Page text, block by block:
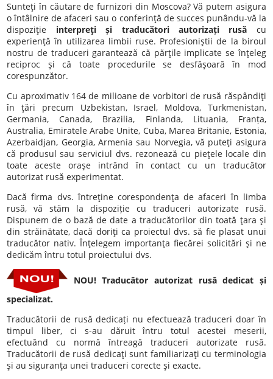
Sunteţi în căutare de furnizori din Moscova? Vă putem asigura
o întâlnire de afaceri sau o conferinţă de succes punându-vă la
dispoziţie interpreţi și traducători autorizați rusă cu
experienţă în utilizarea limbii ruse. Profesioniştii de la biroul
nostru de traduceri garantează că părţile implicate se înţeleg
reciproc şi că toate procedurile se desfăşoară în mod
corespunzător.
Cu aproximativ 164 de milioane de vorbitori de rusă răspândiţi
în ţări precum Uzbekistan, Israel, Moldova, Turkmenistan,
Germania, Canada, Brazilia, Finlanda, Lituania, Franța,
Australia, Emiratele Arabe Unite, Cuba, Marea Britanie, Estonia,
Azerbaidjan, Georgia, Armenia sau Norvegia, vă puteţi asigura
că produsul sau serviciul dvs. rezonează cu pieţele locale din
toate aceste oraşe intrând în contact cu un traducător
autorizat rusă experimentat.
Dacă firma dvs. întreţine corespondenţa de afaceri în limba
rusă, vă stăm la dispoziție cu traduceri autorizate rusă.
Dispunem de o bază de date a traducătorilor din toată ţara şi
din străinătate, dacă doriţi ca proiectul dvs. să fie plasat unui
traducător nativ. Înţelegem importanţa fiecărei solicitări şi ne
dedicăm întru totul proiectului dvs.
NOU! Traducător autorizat rusă dedicat și
specializat.
Traducătorii de rusă dedicați nu efectuează traduceri doar în
timpul liber, ci s-au dăruit întru totul acestei meserii,
efectuând cu normă întreagă traduceri autorizate rusă.
Traducătorii de rusă dedicaţi sunt familiarizaţi cu terminologia
şi au siguranţa unei traduceri corecte şi exacte.